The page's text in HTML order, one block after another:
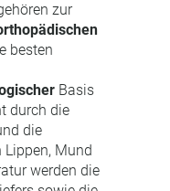
zur
besten
Basis
durch die
die
Lippen, Mund
werden die